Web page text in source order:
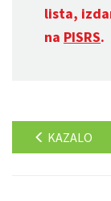
lista,
na PISRS.
KAZALO